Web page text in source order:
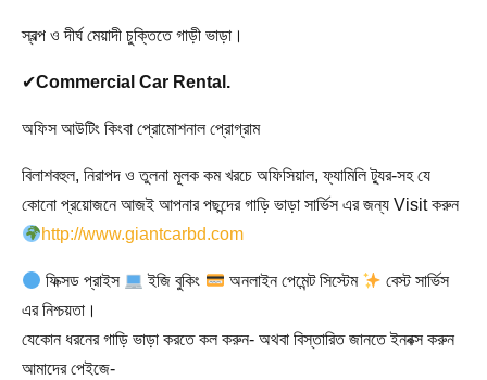
স্বল্প ও দীর্ঘ মেয়াদী চুক্তিতে গাড়ী ভাড়া।
✔Commercial Car Rental.
অফিস আউটিং কিংবা প্রোমোশনাল প্রোগ্রাম
বিলাশবহুল, নিরাপদ ও তুলনা মূলক কম খরচে অফিসিয়াল, ফ্যামিলি ট্যুর-সহ যে
কোনো প্রয়োজনে আজই আপনার পছন্দের গাড়ি ভাড়া সার্ভিস এর জন্য Visit করুন
http://www.giantcarbd.com
ফিক্সড প্রাইস ইজি বুকিং অনলাইন পেমেন্ট সিস্টেম
বেস্ট সার্ভিস
এর নিশ্চয়তা।
যেকোন ধরনের গাড়ি ভাড়া করতে কল করুন- অথবা বিস্তারিত জানতে ইনবক্স করুন
আমাদের পেইজে-